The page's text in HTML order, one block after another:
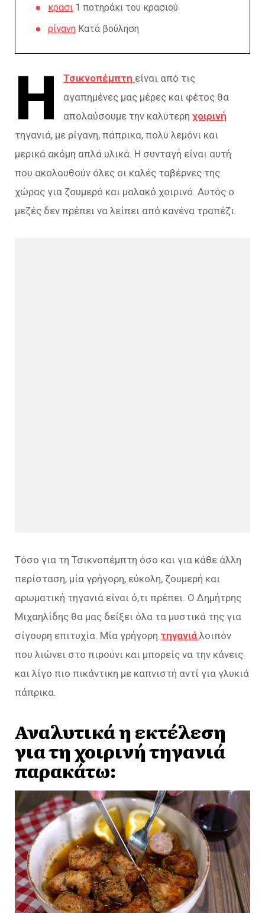
κρασι 1 ποτηράκι του κρασιού
ρίγανη Κατά βούληση
Η Τσικνοπέμπτη είναι από τις
αγαπημένες μας μέρες και φέτος θα
απολαύσουμε την καλύτερηχοιρινή
τηγανιά, με ρίγανη, πάπρικα, πολύ λεμόνι και
μερικά ακόμη απλά υλικά. Η συνταγή είναι αυτή
που ακολουθούν όλες οι καλές ταβέρνες της
χώρας για ζουμερό και μαλακό χοιρινό. Αυτός ο
μεζές δεν πρέπει να λείπει από κανένα τραπέζι.
Τόσο για τη Τσικνοπέμπτη όσο και για κάθε άλλη
περίσταση, μία γρήγορη, εύκολη, ζουμερή και
αρωματική τηγανιά είναι ό,τι πρέπει. Ο Δημήτρης
Μιχαηλίδης θα μας δείξει όλα τα μυστικά της για
σίγουρη επιτυχία. Μία γρήγορη τηγανιά λοιπόν
που λιώνει στο πιρούνι και μπορείς να την κάνεις
και λίγο πιο πικάντικη με καπνιστή αντί για γλυκιά
πάπρικα.
Αναλυτικά η εκτέλεση
για τη χοιρινή τηγανιά
παρακάτω: